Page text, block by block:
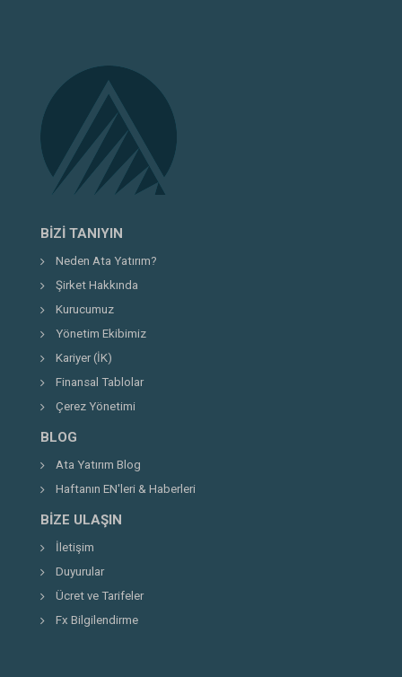
BIZI TANIYIN
Neden Ata Yatırım?
Şirket Hakkında
Kurucumuz
Yönetim Ekibimiz
Kariyer (İK)
Finansal Tablolar
Çerez Yönetimi
BLOG
Ata Yatırım Blog
Haftanın EN'leri & Haberleri
BIZE ULAŞIN
İletişim
Duyurular
Ücret ve Tarifeler
Fx Bilgilendirme